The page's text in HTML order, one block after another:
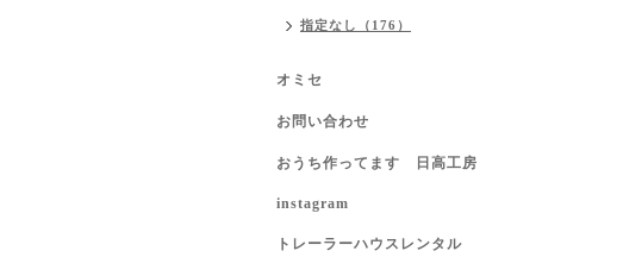
指定なし（176）
オミセ
お問い合わせ
おうち作ってます 日高工房
instagram
トレーラーハウスレンタル